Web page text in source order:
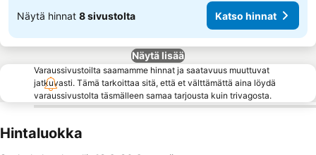
Näytä hinnat 8 sivustolta Katso hinnat
Näytä lisää
Varaussivustoilta saamamme hinnat ja saatavuus muuttuvat
jatkuvasti. Tämä tarkoittaa sitä, että et välttämättä aina löydä
varaussivustolta täsmälleen samaa tarjousta kuin trivagosta.
Hintaluokka